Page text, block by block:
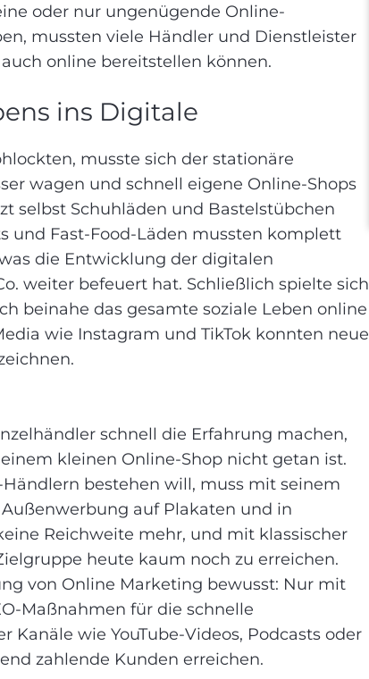
oder nur ungenügende Online-
mussten viele Händler und Dienstleister
online bereitstellen können.
ins Digitale
musste sich der stationäre
wagen und schnell eigene Online-Shops
selbst Schuhläden und Bastelstübchen
und Fast-Food-Läden mussten komplett
die Entwicklung der digitalen
weiter befeuert hat. Schließlich spielte sich
beinahe das gesamte soziale Leben online
wie Instagram und TikTok konnten neue
schnell die Erfahrung machen,
kleinen Online-Shop nicht getan ist.
bestehen will, muss mit seinem
auf Plakaten und in
Reichweite mehr, und mit klassischer
heute kaum noch zu erreichen.
von Online Marketing bewusst: Nur mit
Maßnahmen für die schnelle
wie YouTube-Videos, Podcasts oder
zahlende Kunden erreichen.